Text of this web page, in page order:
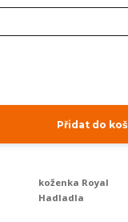
Přidat do
koženka Royal
Hadladla